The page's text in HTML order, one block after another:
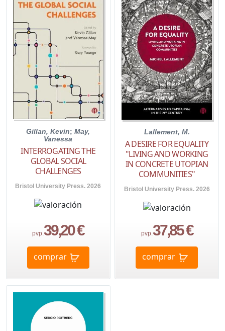
Gillan, Kevin;May,
Vanessa
INTERROGATING THE
GLOBAL SOCIAL
CHALLENGES
Bristol University Press. 2026
pvp.39,20 €
comprar
Lallement, M.
A DESIRE FOR EQUALITY
"LIVING AND WORKING
IN CONCRETE UTOPIAN
COMMUNITIES"
Bristol University Press. 2026
pvp.37,85 €
comprar